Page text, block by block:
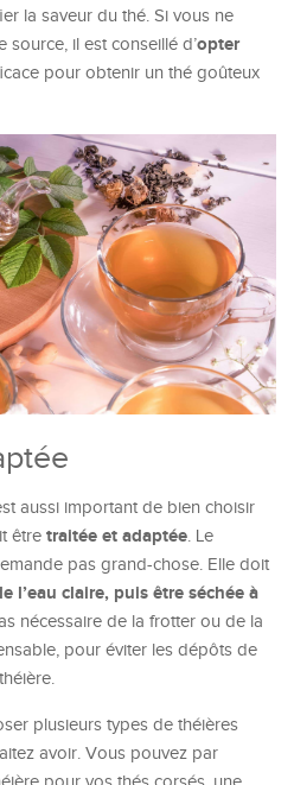
la saveur du thé. Si vous ne
source, il est conseillé d’opter
pour obtenir un thé goûteux
aussi important de bien choisir
être traitée et adaptée. Le
pas grand-chose. Elle doit
l’eau claire, puis être séchée à
nécessaire de la frotter ou de la
pour éviter les dépôts de
plusieurs types de théières
avoir. Vous pouvez par